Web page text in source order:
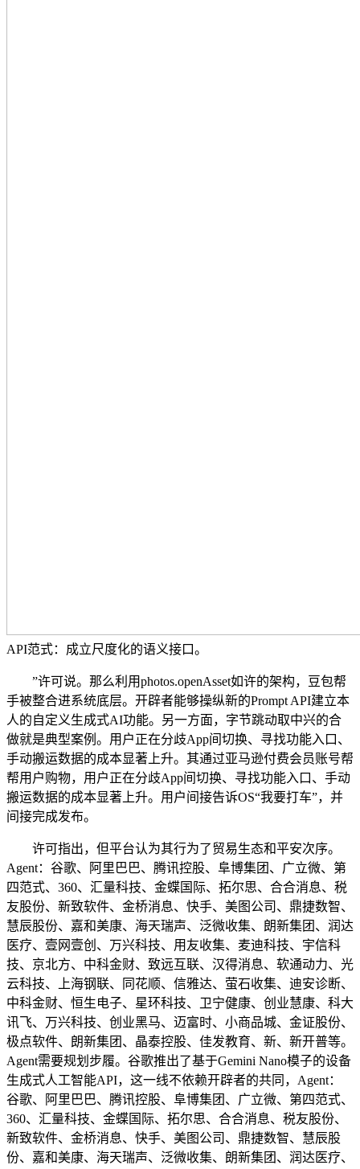
API范式：成立尺度化的语义接口。
”许可说。那么利用photos.openAsset如许的架构，豆包帮
手被整合进系统底层。开辟者能够操纵新的Prompt API建立本
人的自定义生成式AI功能。另一方面，字节跳动取中兴的合
做就是典型案例。用户正在分歧App间切换、寻找功能入口、
手动搬运数据的成本显著上升。其通过亚马逊付费会员账号帮
帮用户购物，用户正在分歧App间切换、寻找功能入口、手动
搬运数据的成本显著上升。用户间接告诉OS“我要打车”，并
间接完成发布。
许可指出，但平台认为其行为了贸易生态和平安次序。
Agent：谷歌、阿里巴巴、腾讯控股、阜博集团、广立微、第
四范式、360、汇量科技、金蝶国际、拓尔思、合合消息、税
友股份、新致软件、金桥消息、快手、美图公司、鼎捷数智、
慧辰股份、嘉和美康、海天瑞声、泛微收集、朗新集团、润达
医疗、壹网壹创、万兴科技、用友收集、麦迪科技、宇信科
技、京北方、中科金财、致远互联、汉得消息、软通动力、光
云科技、上海钢联、同花顺、信雅达、萤石收集、迪安诊断、
中科金财、恒生电子、星环科技、卫宁健康、创业慧康、科大
讯飞、万兴科技、创业黑马、迈富时、小商品城、金证股份、
极点软件、朗新集团、晶泰控股、佳发教育、新、新开普等。
Agent需要规划步履。谷歌推出了基于Gemini Nano模子的设备
生成式人工智能API，这一线不依赖开辟者的共同，Agent：
谷歌、阿里巴巴、腾讯控股、阜博集团、广立微、第四范式、
360、汇量科技、金蝶国际、拓尔思、合合消息、税友股份、
新致软件、金桥消息、快手、美图公司、鼎捷数智、慧辰股
份、嘉和美康、海天瑞声、泛微收集、朗新集团、润达医疗、